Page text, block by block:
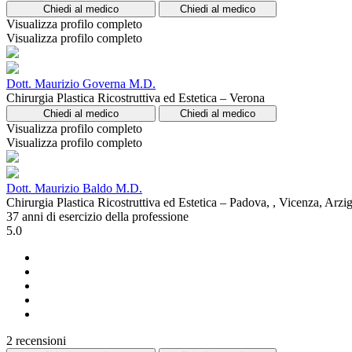
Chiedi al medico Chiedi al medico
Visualizza profilo completo
Visualizza profilo completo
Dott. Maurizio Governa M.D.
Chirurgia Plastica Ricostruttiva ed Estetica – Verona
Chiedi al medico Chiedi al medico
Visualizza profilo completo
Visualizza profilo completo
Dott. Maurizio Baldo M.D.
Chirurgia Plastica Ricostruttiva ed Estetica – Padova, , Vicenza,
37 anni di esercizio della professione
5.0
2 recensioni